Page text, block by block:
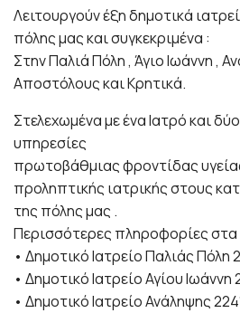
Λειτουργούν έξη δημοτικά
πόλης μας και συγκεκριμένα :
Στην Παλιά Πόλη , Άγιο Ιωάννη ,
Αποστόλους και Κρητικά.
Στελεχωμένα με ένα Ιατρό και
υπηρεσίες
πρωτοβάθμιας φροντίδας
προληπτικής ιατρικής στους
της πόλης μας .
Περισσότερες πληροφορίες
• Δημοτικό Ιατρείο Παλιάς Πόλη
• Δημοτικό Ιατρείο Αγίου
• Δημοτικό Ιατρείο Ανάληψης